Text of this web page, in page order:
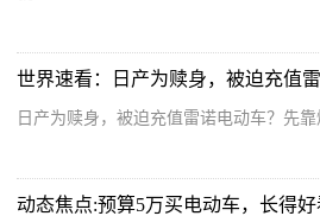
日产为赎身，被迫充值雷诺电动车？先